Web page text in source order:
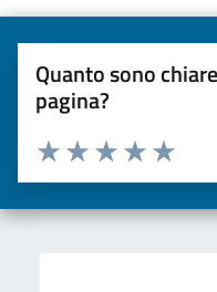
Quanto sono
pagina?
Valuta da 1 a 5 stelle la pagina
Valuta
Valuta 4
Valuta 3 stelle
Valuta 2 stelle su 5
Valuta una stella su 5